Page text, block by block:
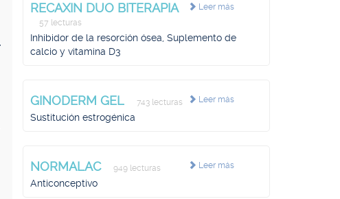
Leer más
RECAXIN DUO BITERAPIA
57 lecturas
Inhibidor de la resorción ósea, Suplemento de
calcio y vitamina D3
Leer más
GINODERM GEL 743 lecturas
Sustitución estrogénica
Leer más
NORMALAC 949 lecturas
Anticonceptivo